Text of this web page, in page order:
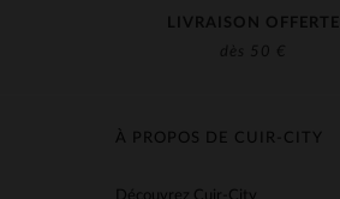
LIVRAISON OFFERTE
dès 50 €
À PROPOS DE CUIR-CITY